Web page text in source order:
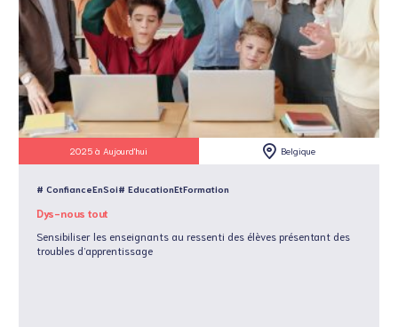
2025 à Aujourd'hui Belgique
# ConfianceEnSoi# EducationEtFormation
Dys-nous tout
Sensibiliser les enseignants au ressenti des élèves présentant des
troubles d’apprentissage